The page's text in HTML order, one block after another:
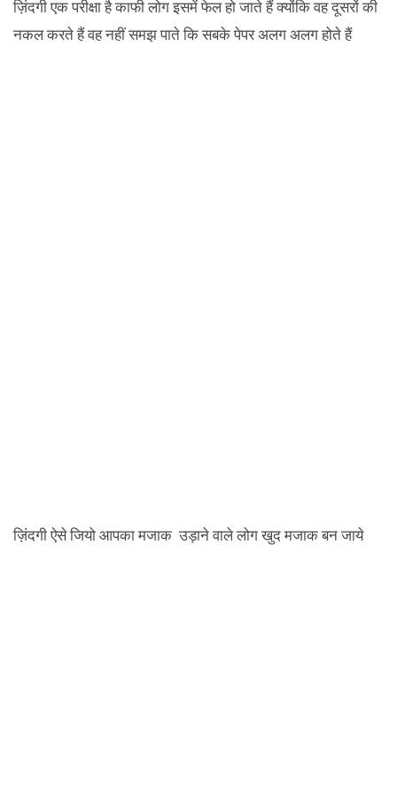
ज़िंदगी एक परीक्षा है काफी लोग इसमें फेल हो जाते हैं क्योंकि वह दूसरों की
नकल करते हैं वह नहीं समझ पाते कि सबके पेपर अलग अलग होते हैं
ज़िंदगी ऐसे जियो आपका मजाक उड़ाने वाले लोग खुद मजाक बन जाये